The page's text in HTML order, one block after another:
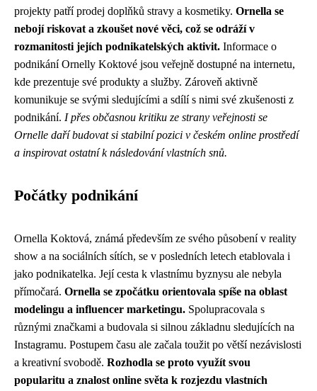
projekty patří prodej doplňků stravy a kosmetiky. Ornella se
nebojí riskovat a zkoušet nové věci, což se odráží v
rozmanitosti jejích podnikatelských aktivit. Informace o
podnikání Ornelly Koktové jsou veřejně dostupné na internetu,
kde prezentuje své produkty a služby. Zároveň aktivně
komunikuje se svými sledujícími a sdílí s nimi své zkušenosti z
podnikání. I přes občasnou kritiku ze strany veřejnosti se
Ornelle daří budovat si stabilní pozici v českém online prostředí
a inspirovat ostatní k následování vlastních snů.
Počátky podnikání
Ornella Koktová, známá především ze svého působení v reality
show a na sociálních sítích, se v posledních letech etablovala i
jako podnikatelka. Její cesta k vlastnímu byznysu ale nebyla
přímočará. Ornella se zpočátku orientovala spíše na oblast
modelingu a influencer marketingu. Spolupracovala s
různými značkami a budovala si silnou základnu sledujících na
Instagramu. Postupem času ale začala toužit po větší nezávislosti
a kreativní svobodě. Rozhodla se proto využít svou
popularitu a znalost online světa k rozjezdu vlastních